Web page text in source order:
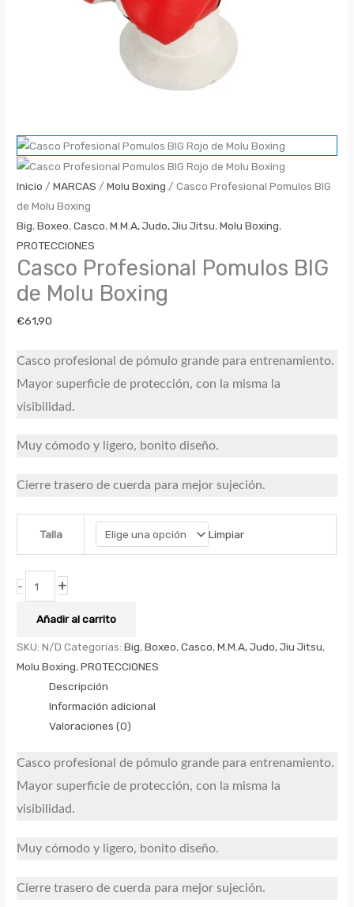
Inicio /MARCAS /Molu Boxing / Casco Profesional Pomulos BIG
de Molu Boxing
Big,Boxeo,Casco,M.M.A, Judo, Jiu Jitsu,Molu Boxing,
PROTECCIONES
Casco Profesional Pomulos BIG
de Molu Boxing
€61,90
Casco profesional de pómulo grande para entrenamiento.
Mayor superficie de protección, con la misma la
visibilidad.
Muy cómodo y ligero, bonito diseño.
Cierre trasero de cuerda para mejor sujeción.
Talla Limpiar
- +
Añadir al carrito
SKU:N/D Categorías:Big,Boxeo,Casco,M.M.A, Judo, Jiu Jitsu,
Molu Boxing,PROTECCIONES
Descripción
Información adicional
Valoraciones (0)
Casco profesional de pómulo grande para entrenamiento.
Mayor superficie de protección, con la misma la
visibilidad.
Muy cómodo y ligero, bonito diseño.
Cierre trasero de cuerda para mejor sujeción.